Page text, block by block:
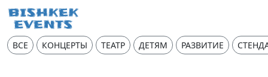
ВСЕ КОНЦЕРТЫ ТЕАТР ДЕТЯМ РАЗВИТИЕ